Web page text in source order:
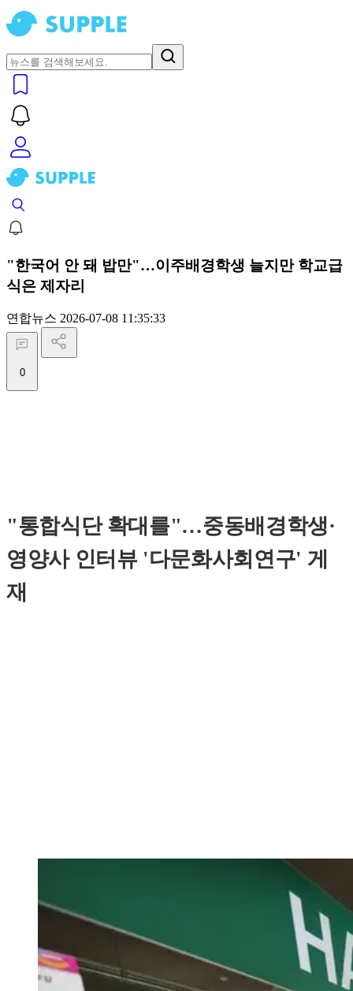
"한국어 안 돼 밥만"…이주배경학생 늘지만 학교급
식은 제자리
연합뉴스 2026-07-08 11:35:33
0
"통합식단 확대를"…중동배경학생·
영양사 인터뷰 '다문화사회연구' 게
재